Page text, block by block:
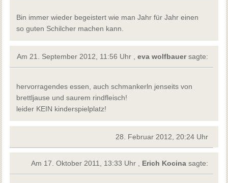
Bin immer wieder begeistert wie man Jahr für Jahr einen
so guten Schilcher machen kann.
Am 21. September 2012, 11:56 Uhr ,eva wolfbauersagte:
hervorragendes essen, auch schmankerln jenseits von
brettljause und saurem rindfleisch!
leider KEIN kinderspielplatz!
28. Februar 2012, 20:24 Uhr
Am 17. Oktober 2011, 13:33 Uhr , Erich Kocina sagte: